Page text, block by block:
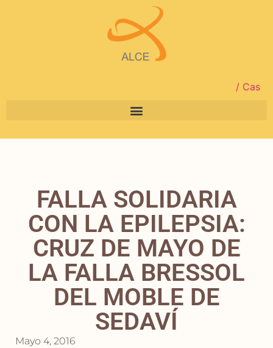
/ Cas
FALLA SOLIDARIA
CON LA EPILEPSIA:
CRUZ DE MAYO DE
LA FALLA BRESSOL
DEL MOBLE DE
SEDAVÍ
Mayo 4, 2016